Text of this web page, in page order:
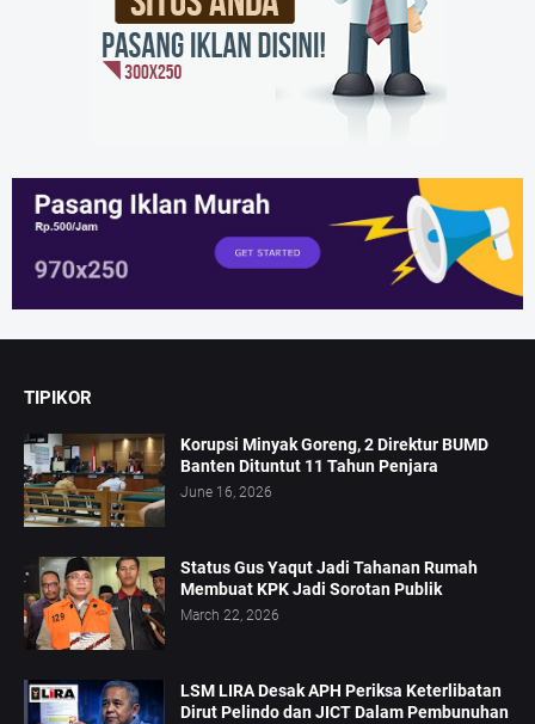
TIPIKOR
Korupsi Minyak Goreng, 2 Direktur BUMD
Banten Dituntut 11 Tahun Penjara
June 16, 2026
Status Gus Yaqut Jadi Tahanan Rumah
Membuat KPK Jadi Sorotan Publik
March 22, 2026
LSM LIRA Desak APH Periksa Keterlibatan
Dirut Pelindo dan JICT Dalam Pembunuhan